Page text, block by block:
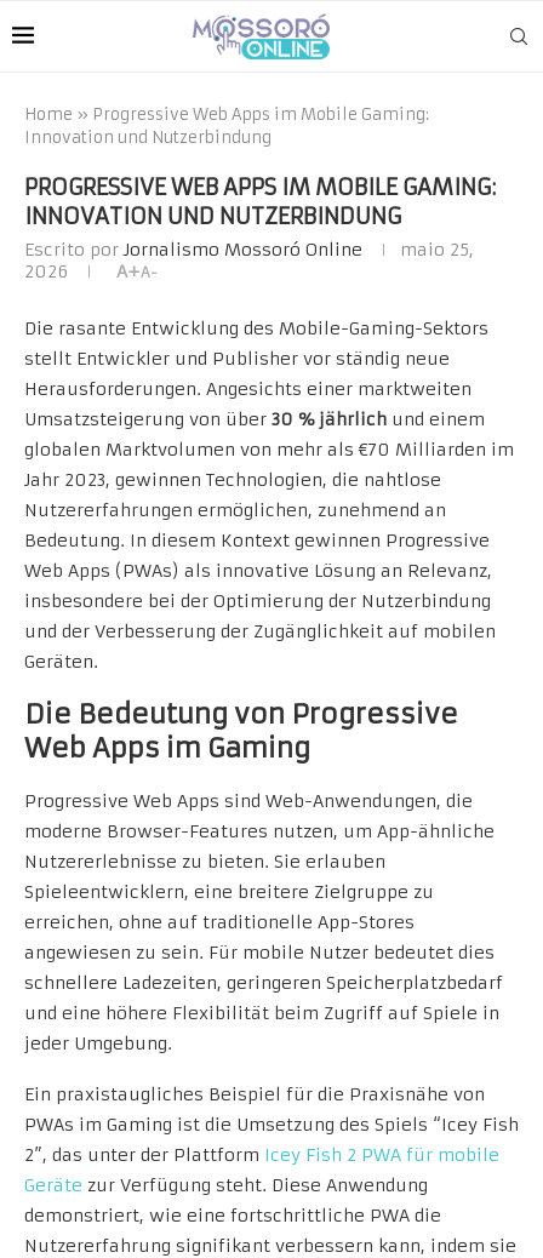
Home » Progressive Web Apps im Mobile Gaming:
Innovation und Nutzerbindung
PROGRESSIVE WEB APPS IM MOBILE GAMING:
INNOVATION UND NUTZERBINDUNG
Escrito porJornalismo Mossoró Online
maio 25,
2026
A+A-
Die rasante Entwicklung des Mobile-Gaming-Sektors
stellt Entwickler und Publisher vor ständig neue
Herausforderungen. Angesichts einer marktweiten
Umsatzsteigerung von über 30 % jährlich und einem
globalen Marktvolumen von mehr als€70 Milliarden im
Jahr 2023, gewinnen Technologien, die nahtlose
Nutzererfahrungen ermöglichen, zunehmend an
Bedeutung. In diesem Kontext gewinnen Progressive
Web Apps (PWAs) als innovative Lösung an Relevanz,
insbesondere bei der Optimierung der Nutzerbindung
und der Verbesserung der Zugänglichkeit auf mobilen
Geräten.
Die Bedeutung von Progressive
Web Apps im Gaming
Progressive Web Apps sind Web-Anwendungen, die
moderne Browser-Features nutzen, um App-ähnliche
Nutzererlebnisse zu bieten. Sie erlauben
Spieleentwicklern, eine breitere Zielgruppe zu
erreichen, ohne auf traditionelle App-Stores
angewiesen zu sein. Für mobile Nutzer bedeutet dies
schnellere Ladezeiten, geringeren Speicherplatzbedarf
und eine höhere Flexibilität beim Zugriff auf Spiele in
jeder Umgebung.
Ein praxistaugliches Beispiel für die Praxisnähe von
PWAs im Gaming ist die Umsetzung des Spiels “Icey Fish
2”, das unter der Plattform Icey Fish 2 PWA für mobile
Geräte zur Verfügung steht. Diese Anwendung
demonstriert, wie eine fortschrittliche PWA die
Nutzererfahrung signifikant verbessern kann, indem sie